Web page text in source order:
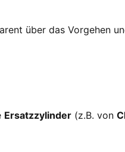
über das Vorgehen
Ersatzzylinder (z.B. von